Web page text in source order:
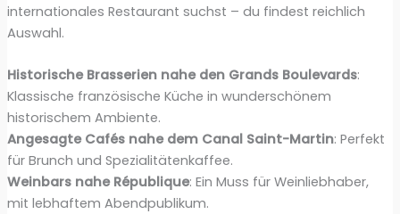
internationales Restaurant suchst – du findest reichlich
Auswahl.
Historische Brasserien nahe den Grands Boulevards:
Klassische französische Küche in wunderschönem
historischem Ambiente.
Angesagte Cafés nahe dem Canal Saint-Martin: Perfekt
für Brunch und Spezialitätenkaffee.
Weinbars nahe République: Ein Muss für Weinliebhaber,
mit lebhaftem Abendpublikum.